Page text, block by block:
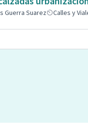
Guerra Suarez Calles y